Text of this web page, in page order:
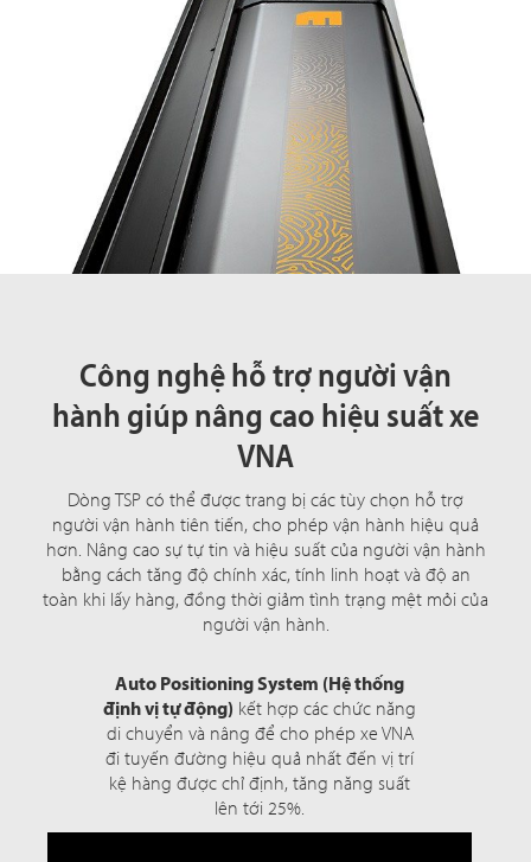
Công nghệ hỗ trợ người vận
hành giúp nâng cao hiệu suất xe
VNA
Dòng TSP có thể được trang bị các tùy chọn hỗ trợ
người vận hành tiên tiến, cho phép vận hành hiệu quả
hơn. Nâng cao sự tự tin và hiệu suất của người vận hành
bằng cách tăng độ chính xác, tính linh hoạt và độ an
toàn khi lấy hàng, đồng thời giảm tình trạng mệt mỏi của
người vận hành.
Auto Positioning System (Hệ thống
định vị tự động) kết hợp các chức năng
di chuyển và nâng để cho phép xe VNA
đi tuyến đường hiệu quả nhất đến vị trí
kệ hàng được chỉ định, tăng năng suất
lên tới 25%.